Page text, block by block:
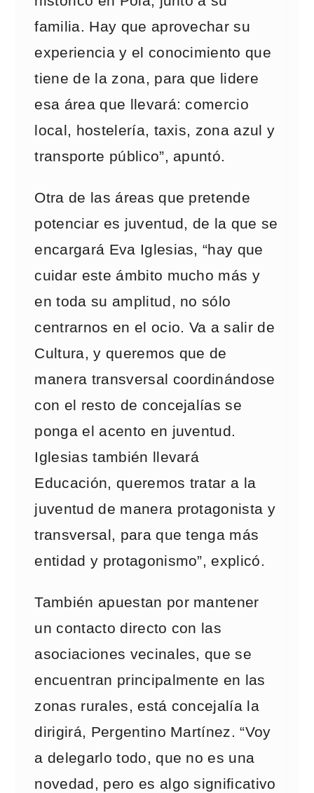
familia. Hay que aprovechar su
experiencia y el conocimiento que
tiene de la zona, para que lidere
esa área que llevará: comercio
local, hostelería, taxis, zona azul y
transporte público”, apuntó.
Otra de las áreas que pretende
potenciar es juventud, de la que se
encargará Eva Iglesias, “hay que
cuidar este ámbito mucho más y
en toda su amplitud, no sólo
centrarnos en el ocio. Va a salir de
Cultura, y queremos que de
manera transversal coordinándose
con el resto de concejalías se
ponga el acento en juventud.
Iglesias también llevará
Educación, queremos tratar a la
juventud de manera protagonista y
transversal, para que tenga más
entidad y protagonismo”, explicó.
También apuestan por mantener
un contacto directo con las
asociaciones vecinales, que se
encuentran principalmente en las
zonas rurales, está concejalía la
dirigirá, Pergentino Martínez. “Voy
a delegarlo todo, que no es una
novedad, pero es algo significativo